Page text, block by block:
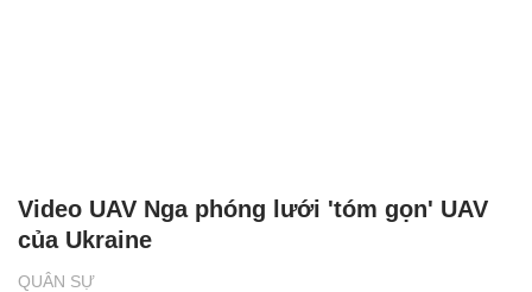
QUÂN SỰ
Video UAV Nga phóng lưới 'tóm gọn' UAV
của Ukraine